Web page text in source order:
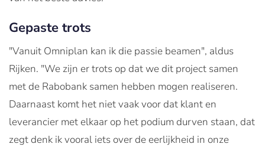
Gepaste trots
"Vanuit Omniplan kan ik die passie beamen", aldus
Rijken. "We zijn er trots op dat we dit project samen
met de Rabobank samen hebben mogen realiseren.
Daarnaast komt het niet vaak voor dat klant en
leverancier met elkaar op het podium durven staan, dat
zegt denk ik vooral iets over de eerlijkheid in onze